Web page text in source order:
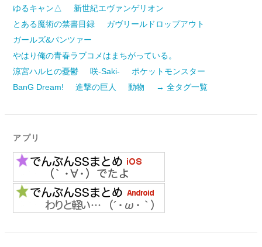
ゆるキャン△
新世紀エヴァンゲリオン
とある魔術の禁書目録
ガヴリールドロップアウト
ガールズ&パンツァー
やはり俺の青春ラブコメはまちがっている。
涼宮ハルヒの憂鬱
咲-Saki-
ポケットモンスター
BanG Dream!
進撃の巨人 動物 → 全タグ一覧
アプリ